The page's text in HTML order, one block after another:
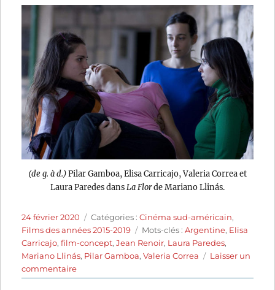
(de g. à d.)Pilar Gamboa, Elisa Carricajo, Valeria Correa et
Laura Paredes dansLa Florde Mariano Llinás.
Publié
le
24 février 2020 Catégories
Catégories :Cinéma sud-américain,
Films des années 2015-2019
Étiquettes
Mots-clés :Argentine, Elisa
Carricajo,film-concept,Jean Renoir, Laura Paredes,
Mariano Llinás, Pilar Gamboa,Valeria Correa
Laisser un
commentairesur
La